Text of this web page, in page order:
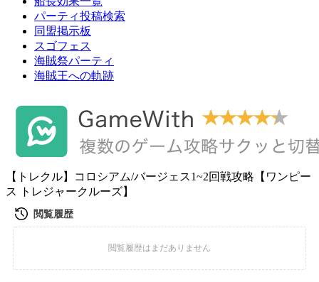
パーティ投稿検索
同盟掲示板
スゴフェス
海賊祭パーティ
海賊王への軌跡
【トレクル】コロシアム/バージェス1~2回戦攻略【ワンピー
ス トレジャークルーズ】